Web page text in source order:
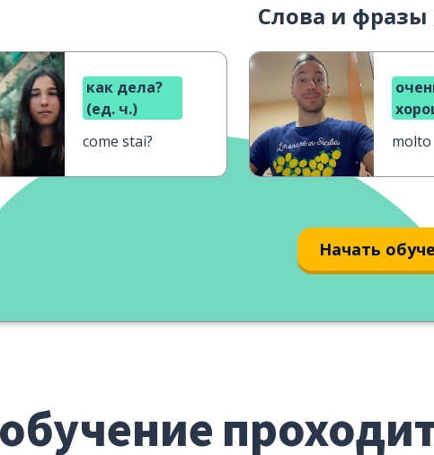
Слова и фразы
как дела?
(ед. ч.)
come stai?
molto
Начать